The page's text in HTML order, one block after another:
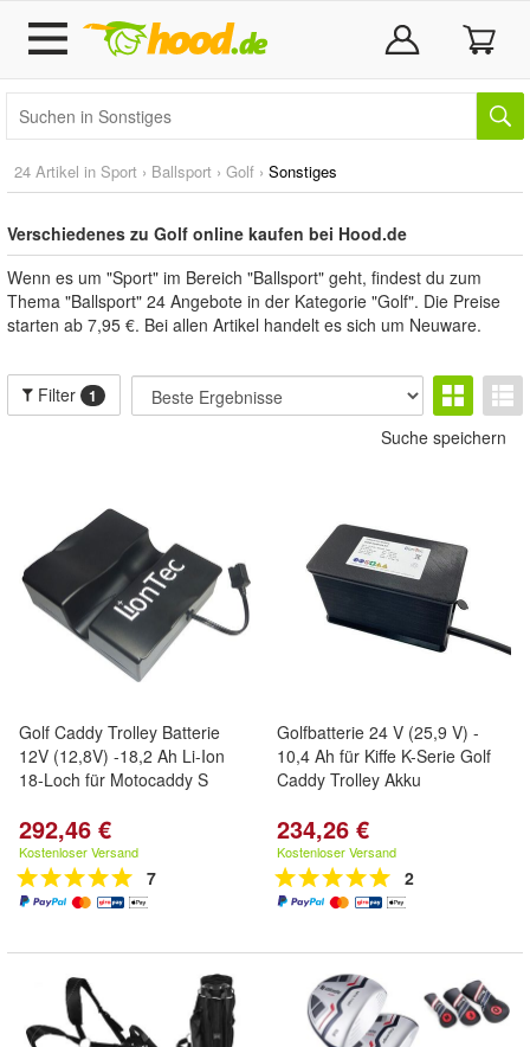
24 Artikel in Sport › Ballsport › Golf › Sonstiges
Verschiedenes zu Golf online kaufen bei Hood.de
Wenn es um "Sport" im Bereich "Ballsport" geht, findest du zum
Thema "Ballsport" 24 Angebote in der Kategorie "Golf". Die Preise
starten ab 7,95 €. Bei allen Artikel handelt es sich um Neuware.
Filter 1
Suche speichern
Golf Caddy Trolley Batterie
12V (12,8V) -18,2 Ah Li-Ion
18-Loch für Motocaddy S
292,46 €
Kostenloser Versand
7
Golfbatterie 24 V (25,9 V) -
10,4 Ah für Kiffe K-Serie Golf
Caddy Trolley Akku
234,26 €
Kostenloser Versand
2